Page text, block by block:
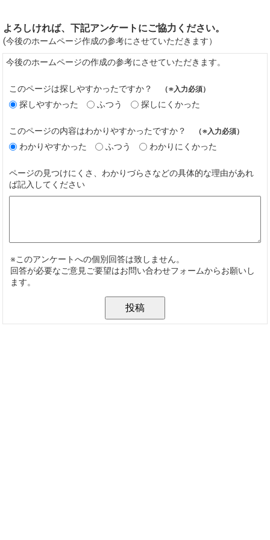
よろしければ、下記アンケートにご協力ください。
(今後のホームページ作成の参考にさせていただきます）
今後のホームページの作成の参考にさせていただきます。
このページは探しやすかったですか？ （※入力必須）
探しやすかった ふつう 探しにくかった
このページの内容はわかりやすかったですか？ （※入力必須）
わかりやすかった ふつう わかりにくかった
ページの見つけにくさ、わかりづらさなどの具体的な理由があれ
ば記入してください
※このアンケートへの個別回答は致しません。
回答が必要なご意見ご要望はお問い合わせフォームからお願いし
ます。